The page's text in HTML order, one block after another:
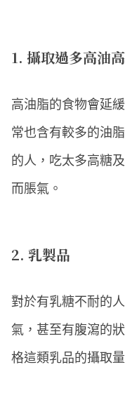
1. 攝取過多高油
高油脂的食物會延
常也含有較多的油
的人，吃太多高糖
而脹氣。
2. 乳製品
對於有乳糖不耐的
氣，甚至有腹瀉的
格這類乳品的攝取量